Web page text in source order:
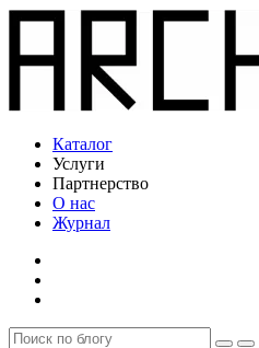
Каталог
Услуги
Партнерство
О нас
Журнал